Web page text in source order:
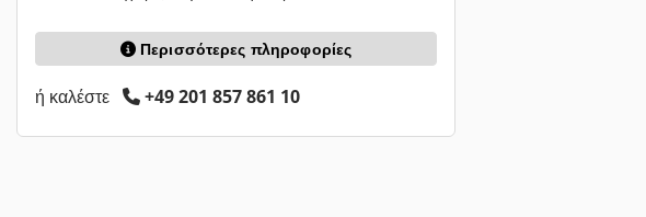
Περισσότερες πληροφορίες
ή καλέστε +49 201 857 861 10